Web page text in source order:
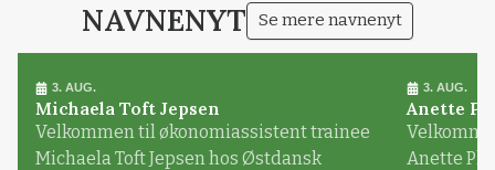
NAVNENYT Se mere navnenyt
3. AUG.
Michaela Toft Jepsen
Velkommen til økonomiassistent trainee
Michaela Toft Jepsen hos Østdansk
3. AUG.
Anette
Anette